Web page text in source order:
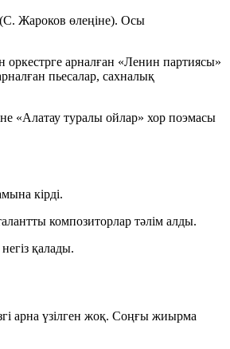
(С. Жароков өлеңіне). Осы
оркестрге арналған «Ленин партиясы»
пьесалар, сахналық
«Алатау туралы ойлар» хор поэмасы
кірді.
композиторлар тәлім алды.
қалады.
арна үзілген жоқ. Соңғы жиырма